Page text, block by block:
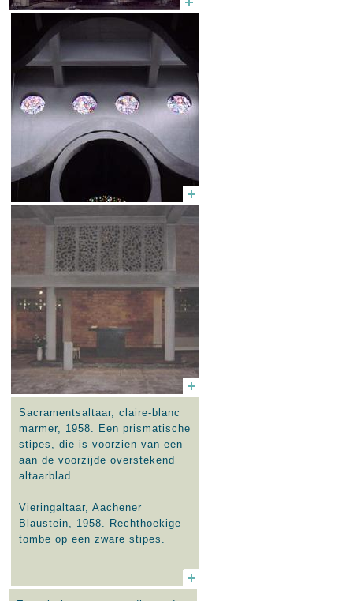
Sacramentsaltaar, claire-blanc
marmer, 1958. Een prismatische
stipes, die is voorzien van een
aan de voorzijde overstekend
altaarblad.
Vieringaltaar, Aachener
Blaustein, 1958. Rechthoekige
tombe op een zware stipes.